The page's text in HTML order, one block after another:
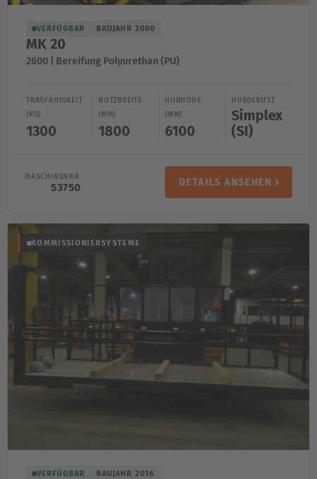
Great Britain
English
Italia
Luxembourg
Français
Deutsch
Nederland
Deutsch
Polski
Türkiye
Türkçe
VERFÜGBAR BAUJAHR 2000
MK 20
2600 | Bereifung Polyurethan (PU)
TRAGFÄHIGKEIT
(KG)
1300
NUTZBREITE
(MM)
1800
HUBHÖHE
(MM)
6100
HUBGERÜST
Simplex
(SI)
MASCHINENNR.
53750 DETAILS ANSEHEN
KOMMISSIONIERSYSTEME
VERFÜGBAR BAUJAHR 2016